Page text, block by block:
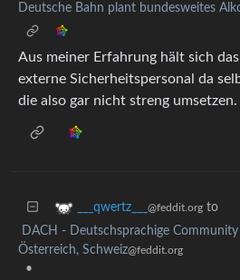
Deutsche Bahn plant bundesweites
Aus meiner Erfahrung hält sich
externe Sicherheitspersonal da
die also gar nicht streng umsetzen.
___qwertz___ @feddit.org to
DACH - Deutschsprachige
Österreich, Schweiz@feddit.org
•